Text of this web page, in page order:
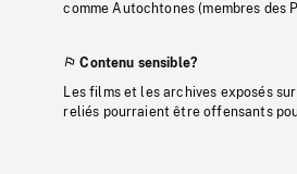
comme Autochtones (membres des
Contenu sensible?
Les films et les archives exposés
reliés pourraient être offensants